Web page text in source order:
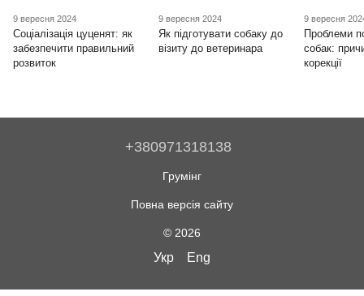
9 вересня 2024
Соціалізація цуценят: як
забезпечити правильний
розвиток
9 вересня 2024
Як підготувати собаку до
візиту до ветеринара
9 вересня
Проблеми
собак:
корекції
+380971318138
Грумінг
Повна версія сайту
© 2026
Укр Eng